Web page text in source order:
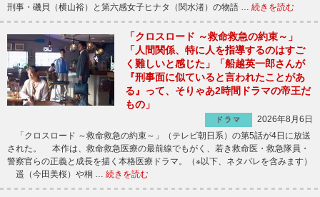
刑事・磯貝（横山裕）と第六感女子ヒナタ（関水渚）の物語 … 続きを読む
「クロスロード ～救命救急の約束～」
「人間関係、特に人を指導するのはすご
く難しいと感じた」「船越英一郎さんが
『刑事面に似ていると言われたことがあ
る』って、そりゃあ2時間ドラマの帝王だ
もの」
ドラマ
2026年8月6日
「クロスロード ～救命救急の約束～」（テレビ朝日系）の第5話が4日に放送
された。 本作は、救命救急医療の最前線でもがく、若き救命医・救急隊員・
警察官らの正義と成長を描く本格医療ドラマ。（※以下、ネタバレを含みます）
遥（今田美桜）や桐 … 続きを読む